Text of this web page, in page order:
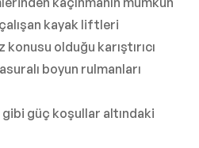
kayak liftleri
konusu olduğu karıştırıcı
boyun rulmanları
güç koşullar altındaki